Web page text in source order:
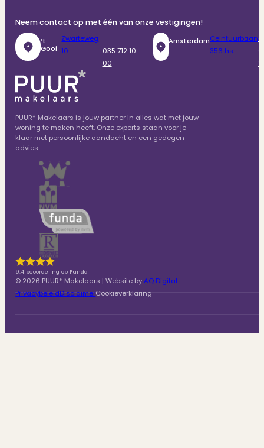
Neem contact op met één van onze vestigingen!
‘t
Gooi
Zwarteweg
10
035 712 10
00
AmsterdamCeintuurbaan
356 hs
PUUR* Makelaars is jouw partner in alles wat met jouw
woning te maken heeft. Onze experts staan voor je
klaar met persoonlijke aandacht en een gedegen
advies.
9.4 beoordeling op Funda
© 2026 PUUR* Makelaars | Website byAQ Digital
PrivacybeleidDisclaimerCookieverklaring